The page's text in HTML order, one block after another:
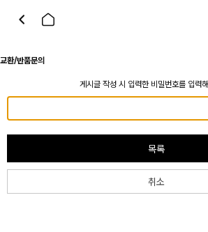
교환/반품문의
게시글 작성 시 입력한 비밀번호를 입력
목록
취소